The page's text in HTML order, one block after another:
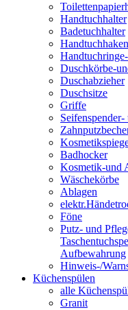
Handtuchhalter
Badetuchhalter
Handtuchhaken
Duschkörbe-
Duschabzieher
Duschsitze
Griffe
Badhocker
Kosmetik-und
Wäschekörbe
Ablagen
Föne
Putz- und
Aufbewahrung
Hinweis-/
Küchenspülen
alle
Granit